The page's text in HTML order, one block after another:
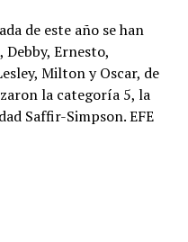
de este año se han
Ernesto,
Milton y Oscar, de
la categoría 5, la
Saffir-Simpson. EFE